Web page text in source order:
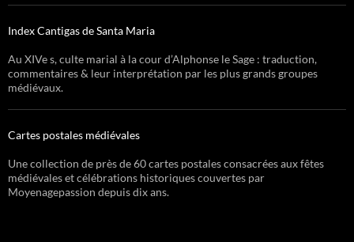
Index Cantigas de Santa Maria
Au XIVe s, culte marial à la cour d’Alphonse le Sage : traduction,
commentaires & leur interprétation par les plus grands groupes
médiévaux.
Cartes postales médiévales
Une collection de près de 60 cartes postales consacrées aux fêtes
médiévales et célébrations historiques couvertes par
Moyenagepassion depuis dix ans.